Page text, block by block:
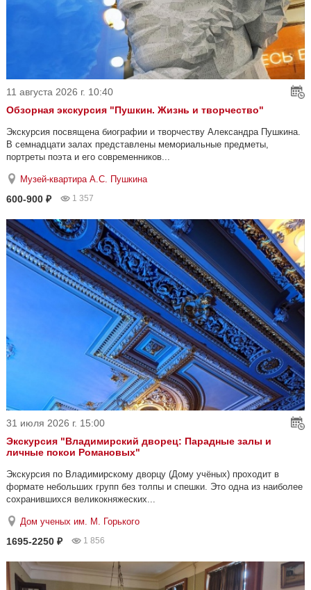
11 августа 2026 г. 10:40
Обзорная экскурсия "Пушкин. Жизнь и творчество"
Экскурсия посвящена биографии и творчеству Александра Пушкина.
В семнадцати залах представлены мемориальные предметы,
портреты поэта и его современников...
Музей-квартира А.С. Пушкина
600-900 ₽ 1 357
31 июля 2026 г. 15:00
Экскурсия "Владимирский дворец: Парадные залы и
личные покои Романовых"
Экскурсия по Владимирскому дворцу (Дому учёных) проходит в
формате небольших групп без толпы и спешки. Это одна из наиболее
сохранившихся великокняжеских...
Дом ученых им. М. Горького
1695-2250 ₽ 1 856